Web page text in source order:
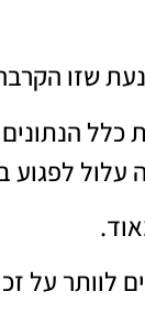
שזו
כלל
עלול
לוותר על